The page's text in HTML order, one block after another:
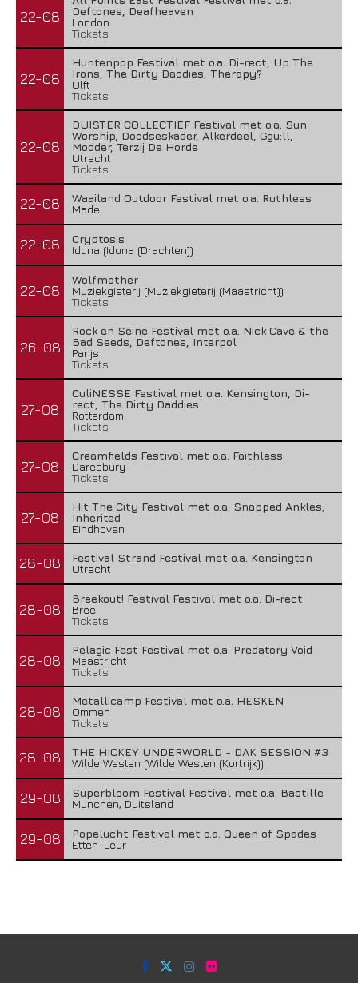
22-08
Deftones, Deafheaven
London
Tickets
22-08
Huntenpop Festival met o.a. Di-rect, Up The
Irons, The Dirty Daddies, Therapy?
Ulft
Tickets
22-08
DUISTER COLLECTIEF Festival met o.a. Sun
Worship, Doodseskader, Alkerdeel, Ggu:ll,
Modder, Terzij De Horde
Utrecht
Tickets
22-08
Waailand Outdoor Festival met o.a. Ruthless
Made
22-08
Cryptosis
Iduna (Iduna (Drachten))
22-08
Wolfmother
Muziekgieterij (Muziekgieterij (Maastricht))
Tickets
26-08
Rock en Seine Festival met o.a. Nick Cave & the
Bad Seeds, Deftones, Interpol
Parijs
Tickets
27-08
CuliNESSE Festival met o.a. Kensington, Di-
rect, The Dirty Daddies
Rotterdam
Tickets
27-08
Creamfields Festival met o.a. Faithless
Daresbury
Tickets
27-08
Hit The City Festival met o.a. Snapped Ankles,
Inherited
Eindhoven
28-08
Festival Strand Festival met o.a. Kensington
Utrecht
28-08
Breekout! Festival Festival met o.a. Di-rect
Bree
Tickets
28-08
Pelagic Fest Festival met o.a. Predatory Void
Maastricht
Tickets
28-08
Metallicamp Festival met o.a. HESKEN
Ommen
Tickets
28-08
THE HICKEY UNDERWORLD - DAK SESSION #3
Wilde Westen (Wilde Westen (Kortrijk))
29-08
Superbloom Festival Festival met o.a. Bastille
Munchen, Duitsland
29-08
Popelucht Festival met o.a. Queen of Spades
Etten-Leur